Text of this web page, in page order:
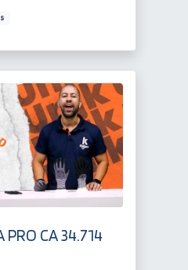
PRO CA 34.714